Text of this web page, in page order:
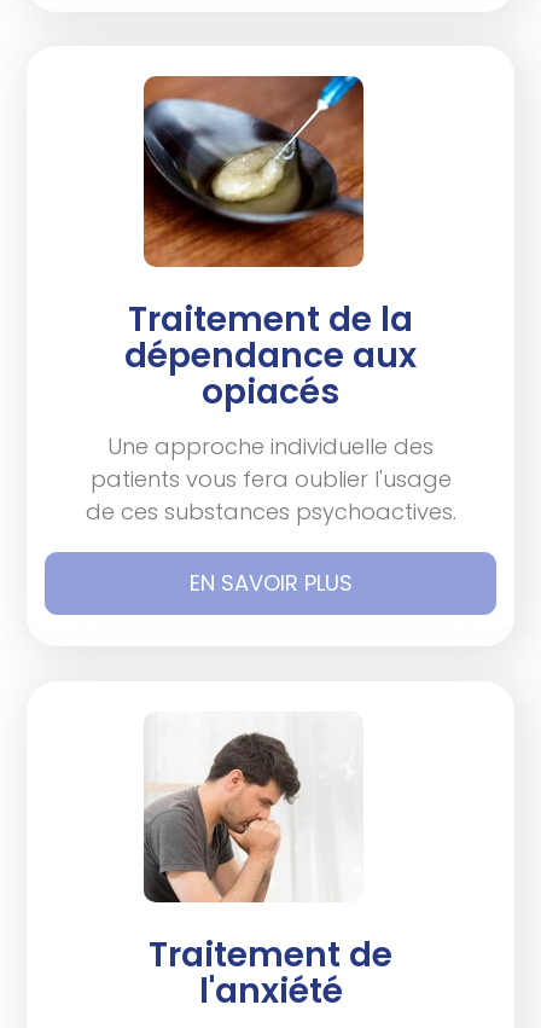
Traitement de la
dépendance aux
opiacés
Une approche individuelle des
patients vous fera oublier l'usage
de ces substances psychoactives.
EN SAVOIR PLUS
Traitement de
l'anxiété